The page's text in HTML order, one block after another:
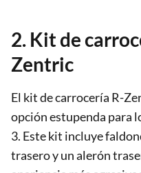
2. Kit de
Zentric
El kit de carrocería R-
opción estupenda para
3. Este kit incluye
trasero y un alerón